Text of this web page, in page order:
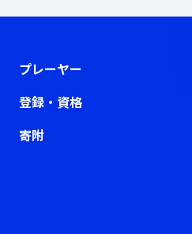
プレーヤー
登録・資格
寄附